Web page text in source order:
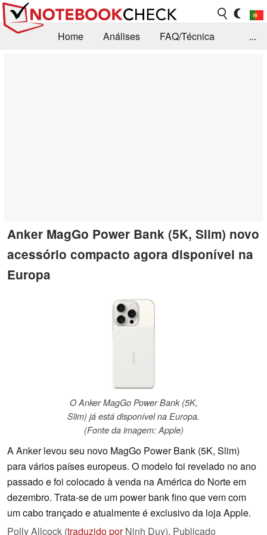
Home Análises
FAQ/Técnica
...
Anker MagGo Power Bank (5K, Slim) novo
acessório compacto agora disponível na
Europa
O Anker MagGo Power Bank (5K,
Slim) já está disponível na Europa.
(Fonte da imagem: Apple)
A Anker levou seu novo MagGo Power Bank (5K, Slim)
para vários países europeus. O modelo foi revelado no ano
passado e foi colocado à venda na América do Norte em
dezembro. Trata-se de um power bank fino que vem com
um cabo trançado e atualmente é exclusivo da loja Apple.
Polly Allcock (traduzido porNinh Duy), Publicado